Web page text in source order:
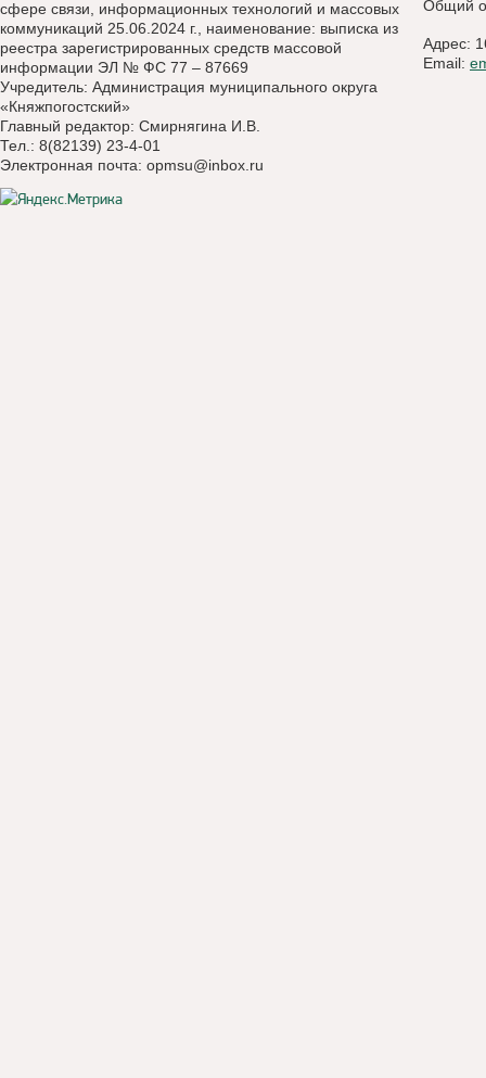
сфере связи, информационных технологий и массовых
коммуникаций 25.06.2024 г., наименование: выписка из
реестра зарегистрированных средств массовой
информации ЭЛ № ФС 77 – 87669
Учредитель: Администрация муниципального округа
«Княжпогостский»
Главный редактор: Смирнягина И.В.
Тел.: 8(82139) 23-4-01
Электронная почта: opmsu@inbox.ru
Общий
Адрес:
Email: